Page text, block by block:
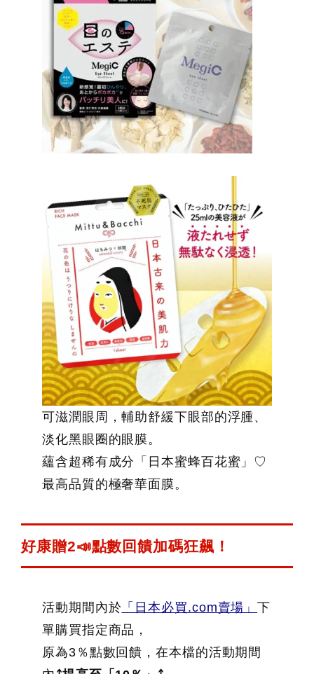
可滋潤眼周，輔助舒緩下眼部的浮腫、
淡化黑眼圈的眼膜。
蘊含超稀有成分「日本蜜蜂百花蜜」♡
最高品質的極奢華面膜。
好康贈2📣點數回饋加碼狂飆！
活動期間內於 「日本必買.com賣場」下
單購買指定商品，
原為3％點數回饋，在本檔的活動期間